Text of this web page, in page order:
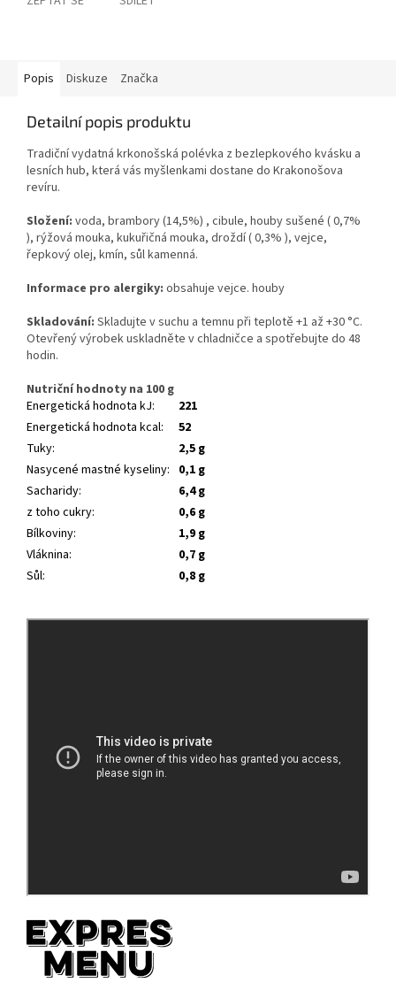
Popis Diskuze Značka
Detailní popis produktu
Tradiční vydatná krkonošská polévka z bezlepkového kvásku a
lesních hub, která vás myšlenkami dostane do Krakonošova
revíru.
Složení: voda, brambory (14,5%) , cibule, houby sušené ( 0,7%
), rýžová mouka, kukuřičná mouka, droždí ( 0,3% ), vejce,
řepkový olej, kmín, sůl kamenná.
Informace pro alergiky: obsahuje vejce. houby
Skladování: Skladujte v suchu a temnu při teplotě +1 až +30 °C.
Otevřený výrobek uskladněte v chladničce a spotřebujte do 48
hodin.
Nutriční hodnoty na 100 g
Energetická hodnota kJ:
221
Energetická hodnota kcal:
52
Tuky:
2,5 g
Nasycené mastné kyseliny: 0,1 g
Sacharidy:
6,4 g
z toho cukry:
0,6 g
Bílkoviny:
1,9 g
Vláknina:
0,7 g
Sůl: 0,8 g